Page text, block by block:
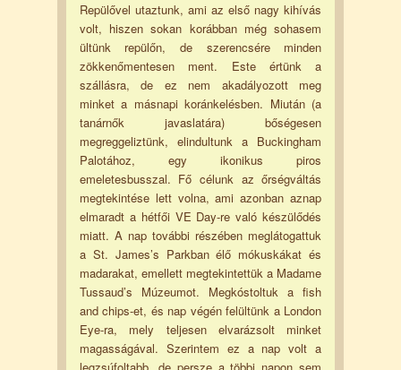
Repülővel utaztunk, ami az első nagy kihívás
volt, hiszen sokan korábban még sohasem
ültünk repülőn, de szerencsére minden
zökkenőmentesen ment. Este értünk a
szállásra, de ez nem akadályozott meg
minket a másnapi koránkelésben. Miután (a
tanárnők javaslatára) bőségesen
megreggeliztünk, elindultunk a Buckingham
Palotához, egy ikonikus piros
emeletesbusszal. Fő célunk az őrségváltás
megtekintése lett volna, ami azonban aznap
elmaradt a hétfői VE Day-re való készülődés
miatt. A nap további részében meglátogattuk
a St. James’s Parkban élő mókuskákat és
madarakat, emellett megtekintettük a Madame
Tussaud’s Múzeumot. Megkóstoltuk a fish
and chips-et, és nap végén felültünk a London
Eye-ra, mely teljesen elvarázsolt minket
magasságával. Szerintem ez a nap volt a